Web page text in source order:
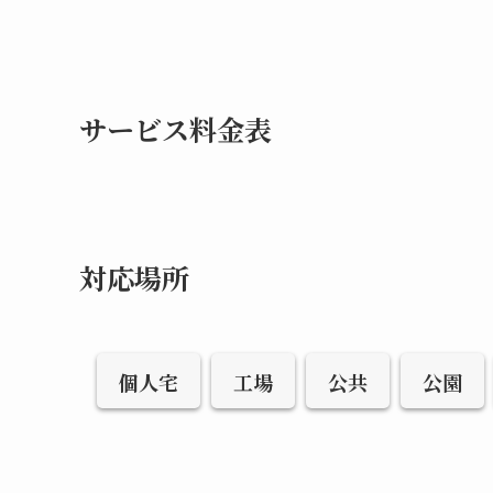
サービス料金表
対応場所
個人宅 工場 公共 公園